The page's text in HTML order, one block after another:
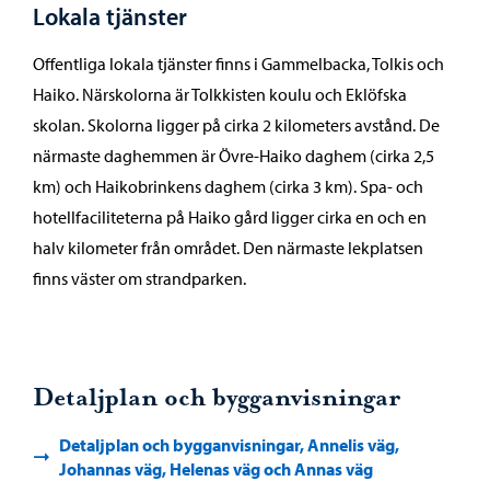
Lokala tjänster
Offentliga lokala tjänster finns i Gammelbacka, Tolkis och
Haiko. Närskolorna är Tolkkisten koulu och Eklöfska
skolan. Skolorna ligger på cirka 2 kilometers avstånd. De
närmaste daghemmen är Övre-Haiko daghem (cirka 2,5
km) och Haikobrinkens daghem (cirka 3 km). Spa- och
hotellfaciliteterna på Haiko gård ligger cirka en och en
halv kilometer från området. Den närmaste lekplatsen
finns väster om strandparken.
Detaljplan och bygganvisningar
Detaljplan och bygganvisningar, Annelis väg,
Johannas väg, Helenas väg och Annas väg